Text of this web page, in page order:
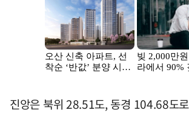
진앙은 북위 28.51도, 동경 104.68도